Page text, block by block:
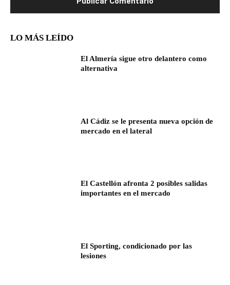
LO MÁS LEÍDO
El Almería sigue otro delantero como
alternativa
Al Cádiz se le presenta nueva opción de
mercado en el lateral
El Castellón afronta 2 posibles salidas
importantes en el mercado
El Sporting, condicionado por las
lesiones